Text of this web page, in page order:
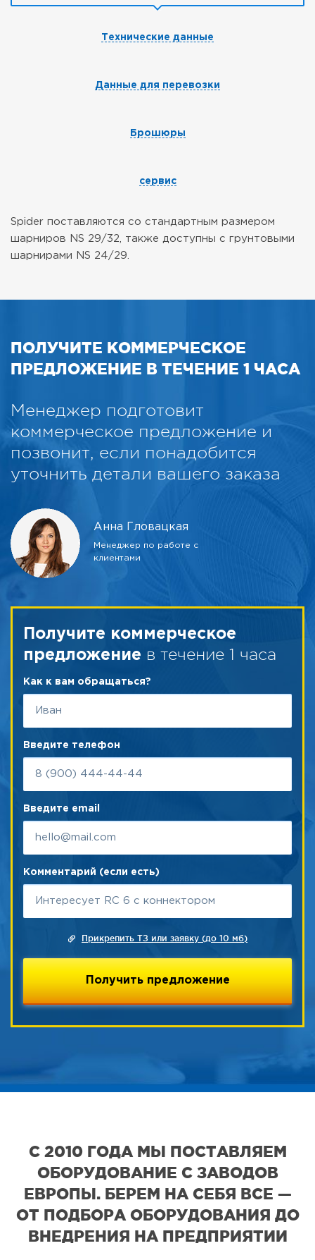
Технические данные
Данные для перевозки
Брошюры
сервис
Spider поставляются со стандартным размером
шарниров NS 29/32, также доступны с грунтовыми
шарнирами NS 24/29.
ПОЛУЧИТЕ КОММЕРЧЕСКОЕ
ПРЕДЛОЖЕНИЕ В ТЕЧЕНИЕ 1 ЧАСА
Менеджер подготовит
коммерческое предложение и
позвонит, если понадобится
уточнить детали вашего заказа
Анна Гловацкая
Менеджер по работе с
клиентами
Получите коммерческое
предложение в течение 1 часа
Как к вам обращаться?
Введите телефон
Введите email
Комментарий (если есть)
Прикрепить ТЗ или заявку (до 10 мб)
С 2010 ГОДА МЫ ПОСТАВЛЯЕМ
ОБОРУДОВАНИЕ С ЗАВОДОВ
ЕВРОПЫ. БЕРЕМ НА СЕБЯ ВСЕ —
ОТ ПОДБОРА ОБОРУДОВАНИЯ ДО
ВНЕДРЕНИЯ НА ПРЕДПРИЯТИИ